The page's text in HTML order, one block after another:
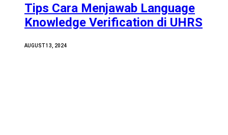
Tips Cara Menjawab Language
Knowledge Verification di UHRS
AUGUST 13, 2024